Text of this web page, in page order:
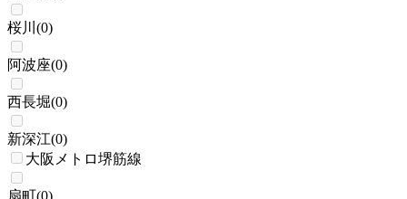
桜川 (0)
阿波座(0)
西長堀(0)
新深江(0)
大阪メトロ堺筋線